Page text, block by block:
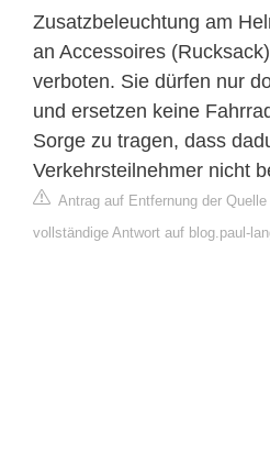
Zusatzbeleuchtung am
an Accessoires
verboten. Sie dürfen nur
und ersetzen keine
Sorge zu tragen, dass
Verkehrsteilnehmer nicht
Antrag auf Entfernung der Quelle
vollständige Antwort auf blog.paul-